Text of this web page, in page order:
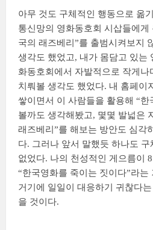
아무 것도 구체적인 행동으로 옮
통신망의 영화동호회 시삽들에게
국의 래즈베리”를 출범시켜보지
생각도 했었고, 내가 몸담고 있는
화동호회에서 자발적으로 작게나
치뤄볼 생각도 했었다. 내 홈페이
쌓이면서 이 사람들을 활용해 “한
볼까도 생각해봤고, 몇몇 발넓은
래즈베리”를 해보는 방안도 심각
다. 그러나 앞서 말했듯 하나도
없었다. 나의 천성적인 게으름이
“한국영화를 죽이는 짓이다”라는
거기에 일일이 대응하기 귀찮다
을 것이다.